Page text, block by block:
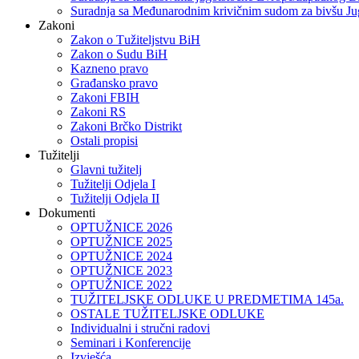
Suradnja sa Međunarodnim krivičnim sudom za bivšu
Zakoni
Zakon o Тužiteljstvu BiH
Zakon o Sudu BiH
Kazneno pravo
Građansko pravo
Zakoni FBIH
Zakoni RS
Zakoni Brčko Distrikt
Ostali propisi
Tužitelji
Glavni tužitelj
Tužitelji Odjela I
Tužitelji Odjela II
Dokumenti
OPTUŽNICE 2026
OPTUŽNICE 2025
OPTUŽNICE 2024
OPTUŽNICE 2023
OPTUŽNICE 2022
TUŽITELJSKE ODLUKE U PREDMETIMA 145a.
OSTALE TUŽITELJSKE ODLUKE
Individualni i stručni radovi
Seminari i Konferencije